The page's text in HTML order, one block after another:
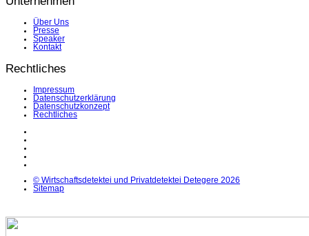
Über Uns
Presse
Speaker
Kontakt
Rechtliches
Impressum
Datenschutzerklärung
Datenschutzkonzept
Rechtliches
© Wirtschaftsdetektei und Privatdetektei Detegere 2026
Sitemap